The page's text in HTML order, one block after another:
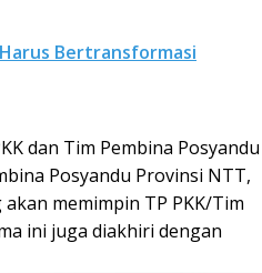
Bertransformasi
dan Tim Pembina Posyandu
Posyandu Provinsi NTT,
memimpin TP PKK/Tim
ini juga diakhiri dengan